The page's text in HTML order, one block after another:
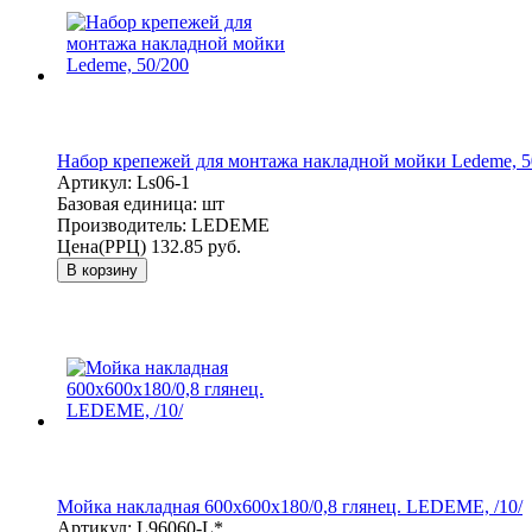
Набор крепежей для монтажа накладной мойки Ledeme,
Артикул: Ls06-1
Базовая единица: шт
Производитель: LEDEME
Цена(РРЦ) 132.85 руб.
В корзину
Мойка накладная 600х600х180/0,8 глянец. LEDEME, /10/
Артикул: L96060-L*